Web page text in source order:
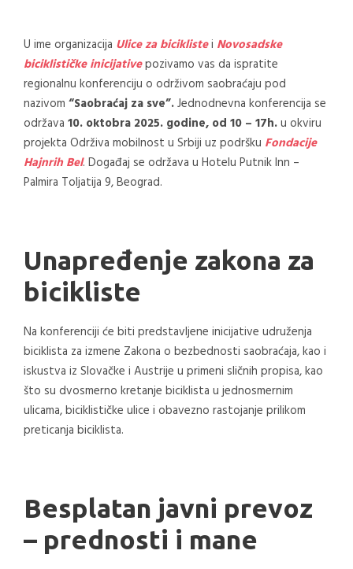
U ime organizacija Ulice za biciklistei Novosadske
biciklističke inicijativepozivamo vas da ispratite
regionalnu konferenciju o održivom saobraćaju pod
nazivom “Saobraćaj za sve”.Jednodnevna konferencija se
održava 10. oktobra 2025. godine, od 10 – 17h.u okviru
projekta Održiva mobilnost u Srbiji uz podršku Fondacije
Hajnrih Bel. Događaj se održava u Hotelu Putnik Inn –
Palmira Toljatija 9, Beograd.
Unapređenje zakona za
bicikliste
Na konferenciji će biti predstavljene inicijative udruženja
biciklista za izmene Zakona o bezbednosti saobraćaja, kao i
iskustva iz Slovačke i Austrije u primeni sličnih propisa, kao
što su dvosmerno kretanje biciklista u jednosmernim
ulicama, biciklističke ulice i obavezno rastojanje prilikom
preticanja biciklista.
Besplatan javni prevoz
– prednosti i mane